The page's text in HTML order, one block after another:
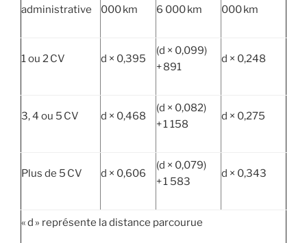
administrative
000 km
6 000 km
000 km
1 ou 2 CV d × 0,395
(d × 0,099)
+ 891
d × 0,248
3, 4 ou 5 CV d × 0,468
(d × 0,082)
+ 1 158
d × 0,275
Plus de 5 CV d × 0,606
(d × 0,079)
+ 1 583
d × 0,343
« d » représente la distance parcourue